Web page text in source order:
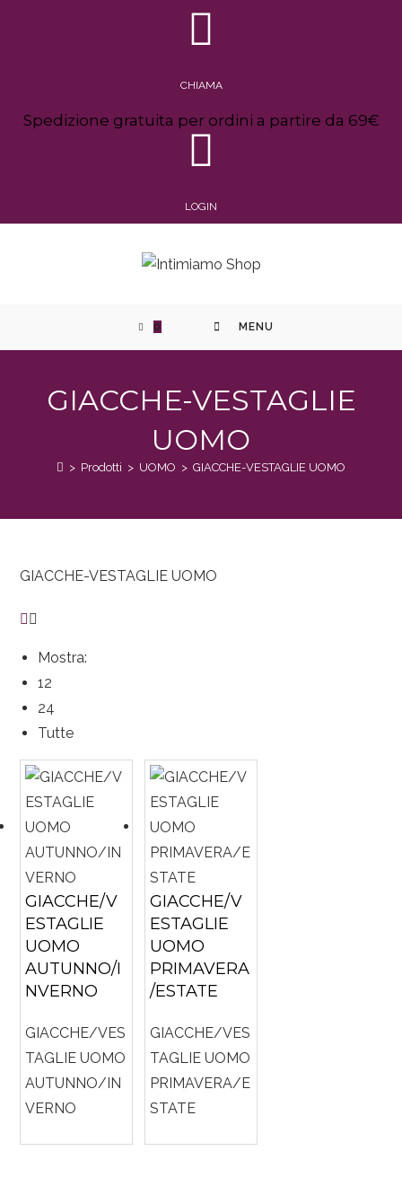
CHIAMA
Spedizione gratuita per ordini a partire da 69€
LOGIN
0 MENU
GIACCHE-VESTAGLIE
UOMO
> Prodotti > UOMO > GIACCHE-VESTAGLIE UOMO
GIACCHE-VESTAGLIE UOMO
Mostra:
12
24
Tutte
GIACCHE/V
ESTAGLIE
UOMO
AUTUNNO/I
NVERNO
GIACCHE/VES
TAGLIE UOMO
AUTUNNO/IN
VERNO
GIACCHE/V
ESTAGLIE
UOMO
PRIMAVERA
/ESTATE
GIACCHE/VES
TAGLIE UOMO
PRIMAVERA/E
STATE